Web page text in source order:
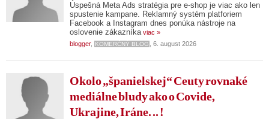
Úspešná Meta Ads stratégia pre e-shop je viac ako len
spustenie kampane. Reklamný systém platforiem
Facebook a Instagram dnes ponúka nástroje na
oslovenie zákazníka viac »
blogger, KOMERČNÝ BLOG , 6. august 2026
Okolo „španielskej“ Ceuty rovnaké
mediálne bludy ako o Covide,
Ukrajine, Iráne. .. !